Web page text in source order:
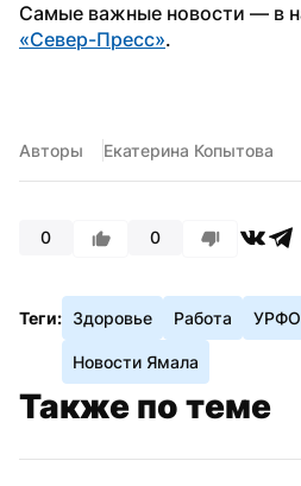
«Север-Пресс».
Авторы Екатерина Копытова
0 0
Теги: Здоровье Работа УРФО
Новости Ямала
Также по теме